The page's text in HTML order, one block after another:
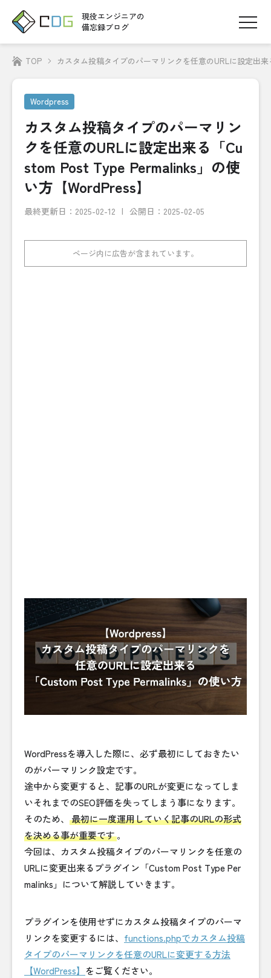
現役エンジニアの
備忘録ブログ
TOP カスタム投稿タイプのパーマリンクを任意のURLに設定出
Wordpress
カスタム投稿タイプのパーマリン
クを任意のURLに設定出来る「Cu
stom Post Type Permalinks」の使
い方【WordPress】
最終更新日： 2025-02-12 公開日：2025-02-05
ページ内に広告が含まれています。
WordPressを導入した際に、必ず最初にしておきたい
のがパーマリンク設定です。
途中から変更すると、記事のURLが変更になってしま
いそれまでのSEO評価を失ってしまう事になります。
そのため、
最初に一度運用していく記事のURLの形式
を決める事が重要です。
今回は、カスタム投稿タイプのパーマリンクを任意の
URLに変更出来るプラグイン「Custom Post Type Per
malinks」について解説していきます。
プラグインを使用せずにカスタム投稿タイプのパーマ
リンクを変更するには、 functions.phpでカスタム投稿
タイプのパーマリンクを任意のURLに変更する方法
【WordPress】 をご覧ください。